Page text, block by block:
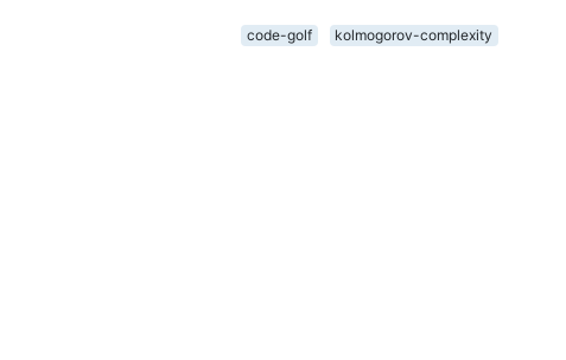
code-golf kolmogorov-complexity